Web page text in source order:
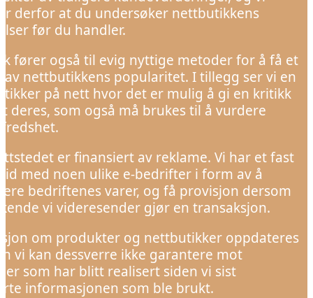
derfor at du undersøker nettbutikkens
før du handler.
fører også til evig nyttige metoder for å få et
nettbutikkens popularitet. I tillegg ser vi en
på nett hvor det er mulig å gi en kritikk
deres, som også må brukes til å vurdere
er finansiert av reklame. Vi har et fast
med noen ulike e-bedrifter i form av å
bedriftenes varer, og få provisjon dersom
vi videresender gjør en transaksjon.
om produkter og nettbutikker oppdateres
vi kan dessverre ikke garantere mot
som har blitt realisert siden vi sist
informasjonen som ble brukt.